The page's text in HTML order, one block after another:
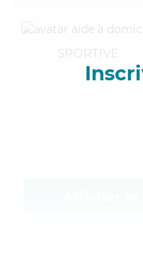
SPORTIVE